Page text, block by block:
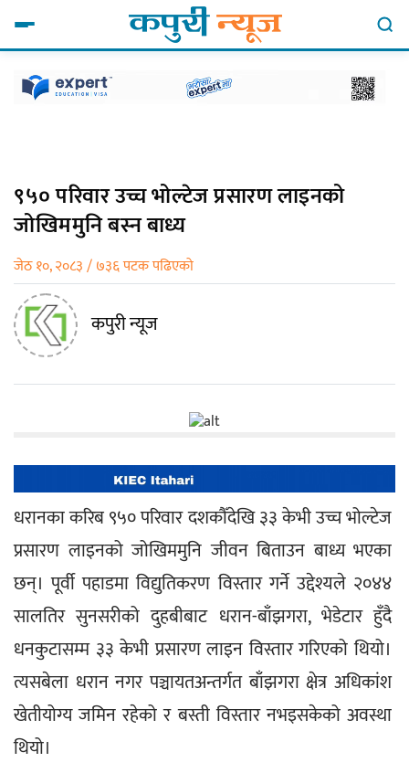
९५० परिवार उच्च भोल्टेज प्रसारण लाइनको
जोखिममुनि बस्न बाध्य
जेठ १०, २०८३ / ७३६ पटक पढिएको
कपुरी न्यूज
धरानका करिब ९५० परिवार दशकौँदेखि ३३ केभी उच्च भोल्टेज
प्रसारण लाइनको जोखिममुनि जीवन बिताउन बाध्य भएका
छन्। पूर्वी पहाडमा विद्युतिकरण विस्तार गर्ने उद्देश्यले २०४४
सालतिर सुनसरीको दुहबीबाट धरान-बाँझगरा, भेडेटार हुँदै
धनकुटासम्म ३३ केभी प्रसारण लाइन विस्तार गरिएको थियो।
त्यसबेला धरान नगर पञ्चायतअन्तर्गत बाँझगरा क्षेत्र अधिकांश
खेतीयोग्य जमिन रहेको र बस्ती विस्तार नभइसकेको अवस्था
थियो।